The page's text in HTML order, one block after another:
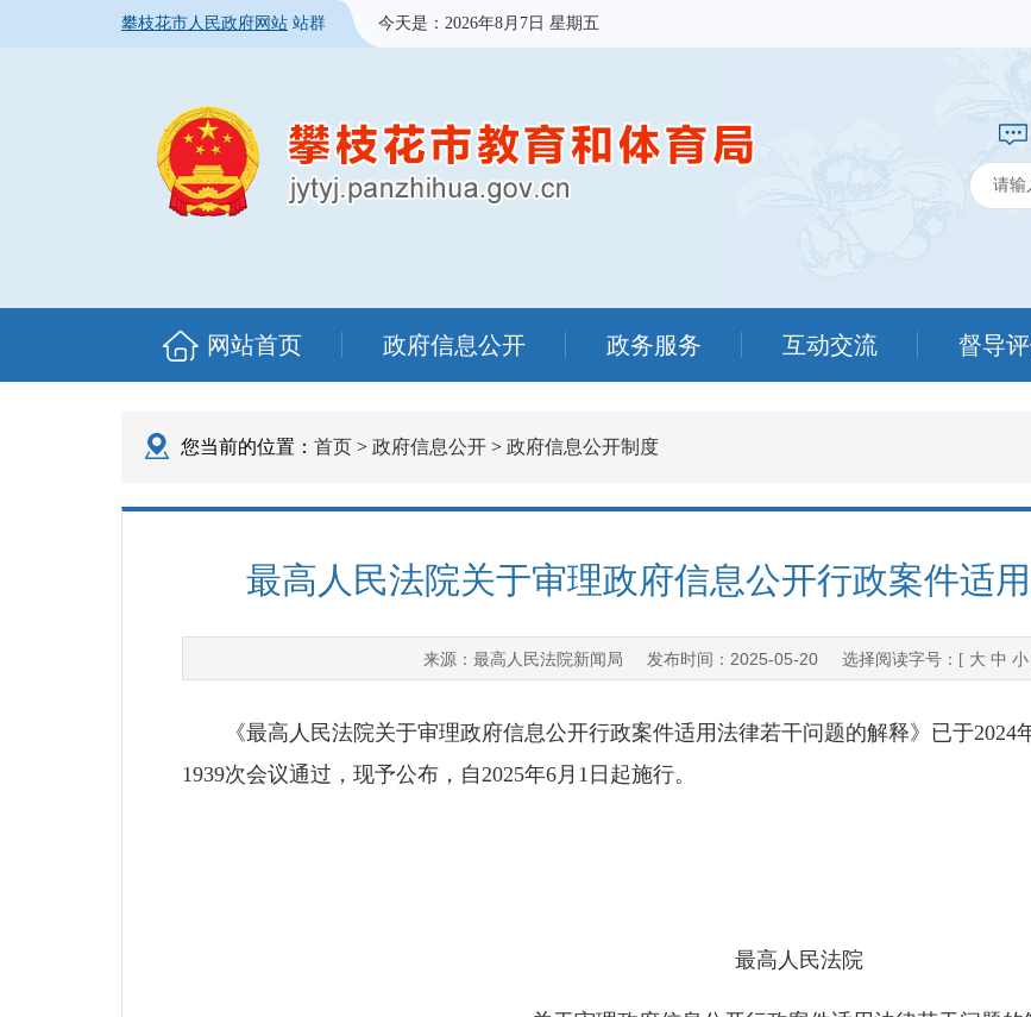
攀枝花市人民政府网站 站群 今天是： 2026年8月7日 星期五
网站首页 政府信息公开 政务服务 互动交流 督导
您当前的位置： 首页 > 政府信息公开 > 政府信息公开制度
最高人民法院关于审理政府信息公开行政案件适
来源： 最高人民法院新闻局 发布时间： 2025-05-20选择阅读字号：[ 大 中 小
《最高人民法院关于审理政府信息公开行政案件适用法律若干问题的解释》已于2024
1939次会议通过，现予公布，自2025年6月1日起施行。
最高人民法院